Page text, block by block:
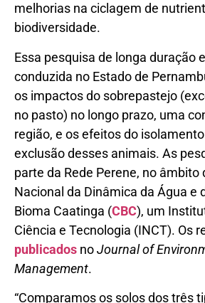
melhorias na ciclagem de
biodiversidade.
Essa pesquisa de longa duração
conduzida no Estado de
os impactos do sobrepastejo
no pasto) no longo prazo, uma
região, e os efeitos do
exclusão desses animais. As
parte da Rede Perene, no âmbito
Nacional da Dinâmica da Água e
Bioma Caatinga (CBC), um
Ciência e Tecnologia (INCT). Os
publicados noJournal of
Management.
“Comparamos os solos dos três